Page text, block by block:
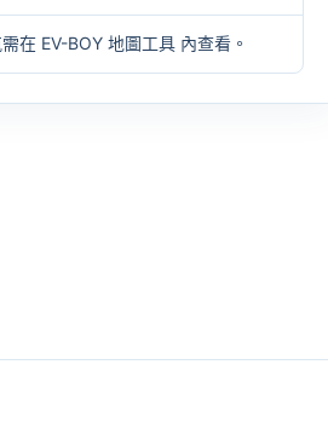
在 EV-BOY 地圖工具 內查看。